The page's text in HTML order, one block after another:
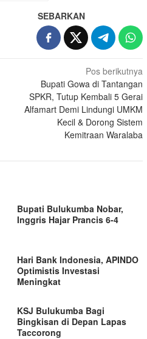
SEBARKAN
Pos berikutnya
Bupati Gowa di Tantangan
SPKR, Tutup Kembali 5 Gerai
Alfamart Demi Lindungi UMKM
Kecil & Dorong Sistem
Kemitraan Waralaba
Bupati Bulukumba Nobar,
Inggris Hajar Prancis 6-4
Hari Bank Indonesia, APINDO
Optimistis Investasi
Meningkat
KSJ Bulukumba Bagi
Bingkisan di Depan Lapas
Taccorong